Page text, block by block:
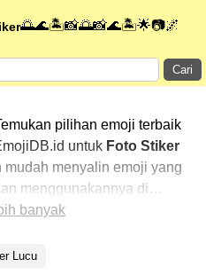
🌅🌊🏝️📸🌅📸🌊🏝️🌟📷🌌
Cari
pilihan emoji terbaik
untuk Foto Stiker
menyalin emoji yang
menggunakannya di
menambahkan sentuhan
paling populer terlebih
banyak
Lucu